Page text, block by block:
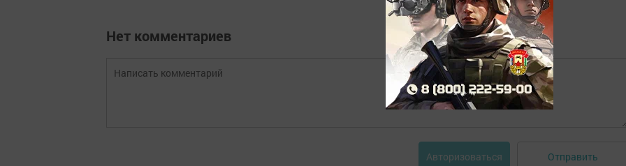
Нет комментариев
Авторизоваться Отправить